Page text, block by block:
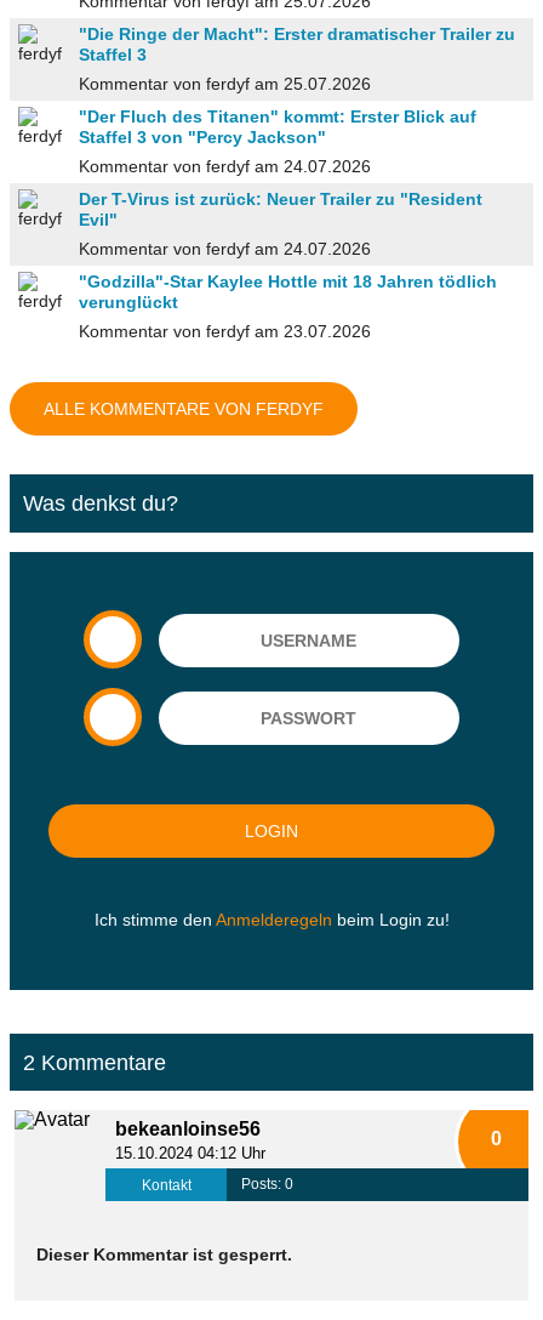
"Die Ringe der Macht": Erster dramatischer Trailer zu
Staffel 3
Kommentar von ferdyf am 25.07.2026
"Der Fluch des Titanen" kommt: Erster Blick auf
Staffel 3 von "Percy Jackson"
Kommentar von ferdyf am 24.07.2026
Der T-Virus ist zurück: Neuer Trailer zu "Resident
Evil"
Kommentar von ferdyf am 24.07.2026
"Godzilla"-Star Kaylee Hottle mit 18 Jahren tödlich
verunglückt
Kommentar von ferdyf am 23.07.2026
ALLE KOMMENTARE VON FERDYF
Was denkst du?
Ich stimme den Anmelderegeln beim Login zu!
2 Kommentare
bekeanloinse56
15.10.2024 04:12 Uhr
0
Kontakt Posts: 0
Dieser Kommentar ist gesperrt.